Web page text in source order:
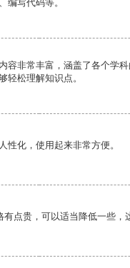
编写代码等。
容非常丰富，涵盖了各个学
轻松理解知识点。
性化，使用起来非常方便。
点贵，可以适当降低一些，